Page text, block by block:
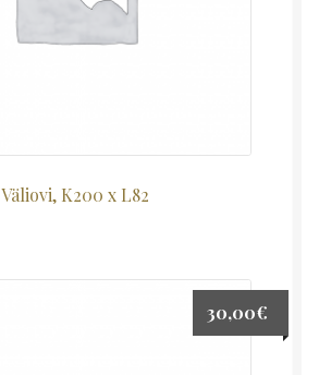
Väliovi, K200 x L82
30,00€